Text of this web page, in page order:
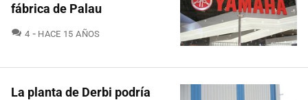
fábrica de Palau
4 COMENTARIOS
HACE 15 AÑOS
La planta de Derbi podría